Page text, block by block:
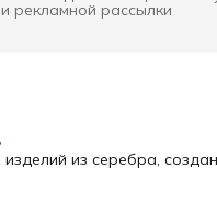
рекламной рассылки
из серебра,